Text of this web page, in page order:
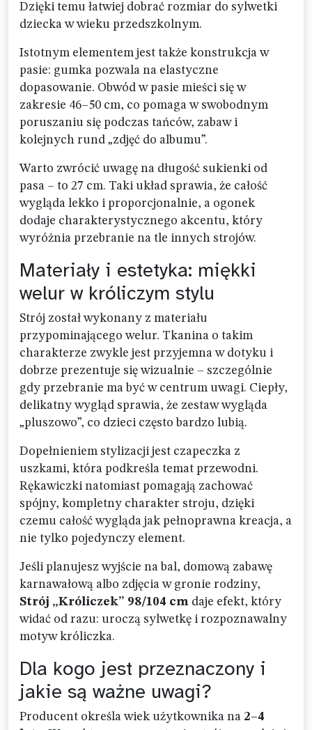
Dzięki temu łatwiej dobrać rozmiar do sylwetki
dziecka w wieku przedszkolnym.
Istotnym elementem jest także konstrukcja w
pasie: gumka pozwala na elastyczne
dopasowanie. Obwód w pasie mieści się w
zakresie 46–50 cm, co pomaga w swobodnym
poruszaniu się podczas tańców, zabaw i
kolejnych rund „zdjęć do albumu”.
Warto zwrócić uwagę na długość sukienki od
pasa – to 27 cm. Taki układ sprawia, że całość
wygląda lekko i proporcjonalnie, a ogonek
dodaje charakterystycznego akcentu, który
wyróżnia przebranie na tle innych strojów.
Materiały i estetyka: miękki
welur w króliczym stylu
Strój został wykonany z materiału
przypominającego welur. Tkanina o takim
charakterze zwykle jest przyjemna w dotyku i
dobrze prezentuje się wizualnie – szczególnie
gdy przebranie ma być w centrum uwagi. Ciepły,
delikatny wygląd sprawia, że zestaw wygląda
„pluszowo”, co dzieci często bardzo lubią.
Dopełnieniem stylizacji jest czapeczka z
uszkami, która podkreśla temat przewodni.
Rękawiczki natomiast pomagają zachować
spójny, kompletny charakter stroju, dzięki
czemu całość wygląda jak pełnoprawna kreacja, a
nie tylko pojedynczy element.
Jeśli planujesz wyjście na bal, domową zabawę
karnawałową albo zdjęcia w gronie rodziny,
Strój „Króliczek” 98/104 cm daje efekt, który
widać od razu: uroczą sylwetkę i rozpoznawalny
motyw króliczka.
Dla kogo jest przeznaczony i
jakie są ważne uwagi?
Producent określa wiek użytkownika na 2–4